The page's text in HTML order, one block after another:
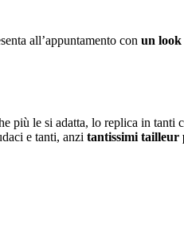
all’appuntamento con un
più le si adatta, lo replica in tanti
e tanti, anzi tantissimi tailleur